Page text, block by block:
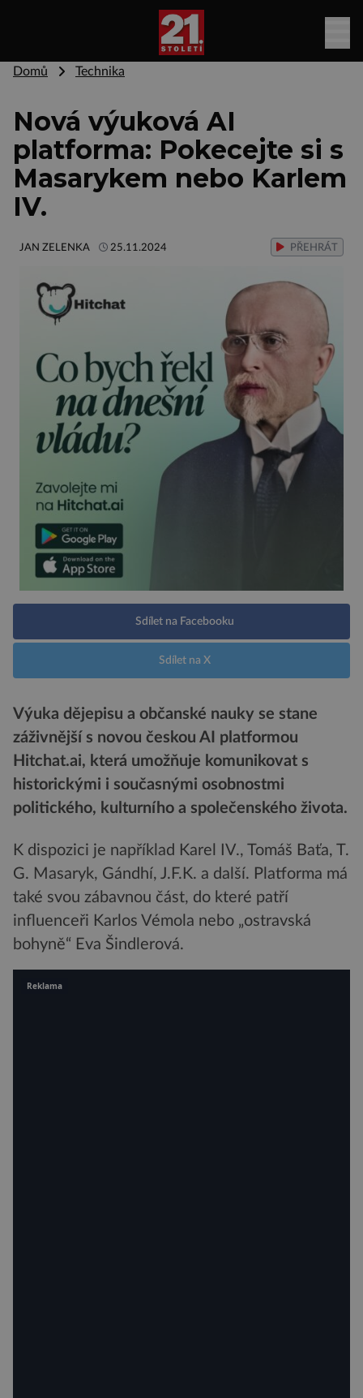
Domů Technika
Nová výuková AI
platforma: Pokecejte si s
Masarykem nebo Karlem
IV.
JAN ZELENKA 25.11.2024 PŘEHRÁT
Sdílet na Facebooku
Sdílet na X
Výuka dějepisu a občanské nauky se stane
záživnější s novou českou AI platformou
Hitchat.ai, která umožňuje komunikovat s
historickými i současnými osobnostmi
politického, kulturního a společenského života.
K dispozici je například Karel IV., Tomáš Baťa, T.
G. Masaryk, Gándhí, J.F.K. a další. Platforma má
také svou zábavnou část, do které patří
influenceři Karlos Vémola nebo „ostravská
bohyně“ Eva Šindlerová.
Reklama